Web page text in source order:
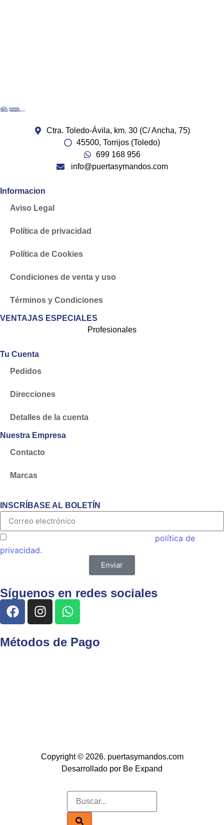
Ctra. Toledo-Ávila, km. 30 (C/ Ancha, 75)
45500, Torrijos (Toledo)
699 168 956
info@puertasymandos.com
Informacion
Aviso Legal
Política de privacidad
Política de Cookies
Condiciones de venta y uso
Términos y Condiciones
VENTAJAS ESPECIALES
Profesionales
Tu Cuenta
Pedidos
Direcciones
Detalles de la cuenta
Nuestra Empresa
Contacto
Marcas
INSCRÍBASE AL BOLETÍN
política de
privacidad.
Enviar
Síguenos en redes sociales
Métodos de Pago
Copyright © 2026. puertasymandos.com
Desarrollado por Be Expand